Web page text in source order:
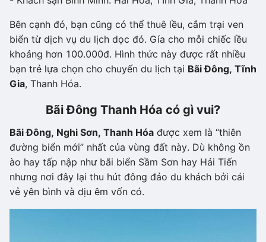
Bên cạnh đó, bạn cũng có thể thuê lều, cắm trại ven
biển từ dịch vụ du lịch dọc đó. Gía cho mỗi chiếc lều
khoảng hơn 100.000đ. Hình thức này được rất nhiều
bạn trẻ lựa chọn cho chuyến du lịch tại Bãi Đông, Tĩnh
Gia, Thanh Hóa.
Bãi Đông Thanh Hóa có gì vui?
Bãi Đông, Nghi Sơn, Thanh Hóa được xem là “thiên
đường biển mới” nhất của vùng đất này. Dù không ồn
ào hay tấp nập như bãi biển Sầm Sơn hay Hải Tiến
nhưng nơi đây lại thu hút đông đảo du khách bởi cái
vẻ yên bình và dịu êm vốn có.